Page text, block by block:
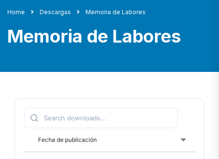
Home Descargas Memoria de Labores
Memoria de Labores
Fecha de publicación